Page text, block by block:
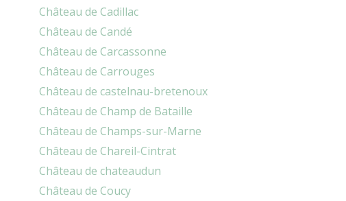
Château de Cadillac
Château de Candé
Château de Carcassonne
Château de Carrouges
Château de castelnau-bretenoux
Château de Champ de Bataille
Château de Champs-sur-Marne
Château de Chareil-Cintrat
Château de chateaudun
Château de Coucy